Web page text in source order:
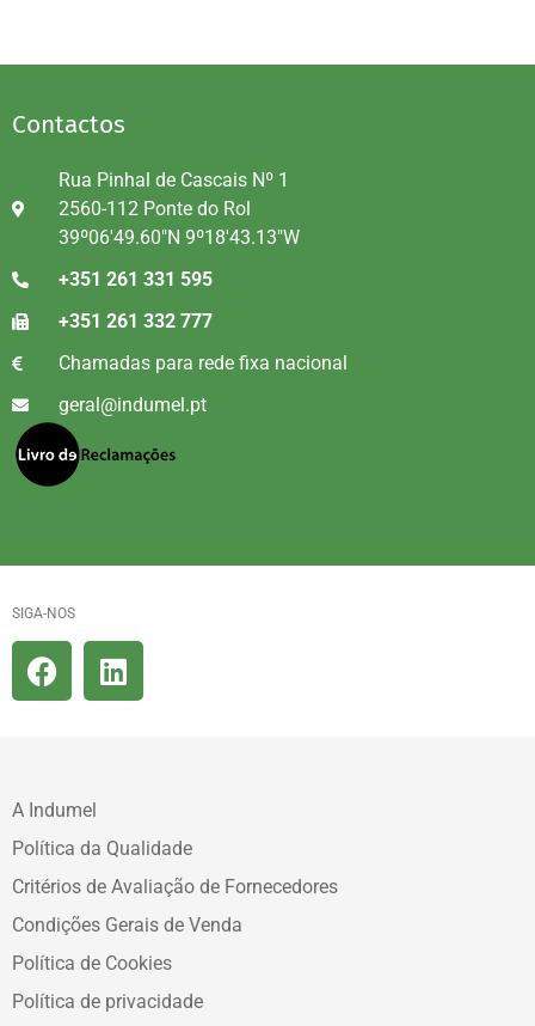
Contactos
Rua Pinhal de Cascais Nº 1
2560-112 Ponte do Rol
39º06'49.60"N 9º18'43.13"W
+351 261 331 595
+351 261 332 777
Chamadas para rede fixa nacional
geral@indumel.pt
SIGA-NOS
A Indumel
Política da Qualidade
Critérios de Avaliação de Fornecedores
Condições Gerais de Venda
Política de Cookies
Política de privacidade